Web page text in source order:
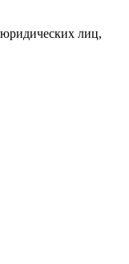
лиц,